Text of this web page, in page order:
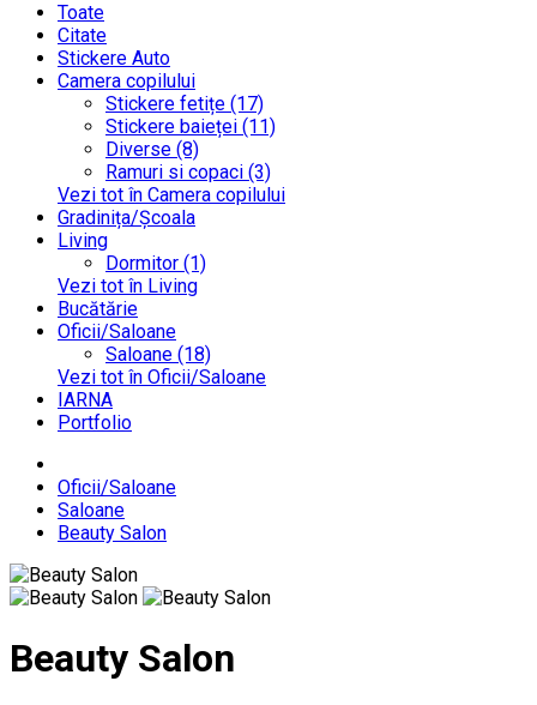
Toate
Citate
Stickere Auto
Camera copilului
Stickere fetițe (17)
Stickere baieței (11)
Diverse (8)
Ramuri si copaci (3)
Vezi tot în Camera copilului
Gradinița/Școala
Living
Dormitor (1)
Vezi tot în Living
Bucătărie
Oficii/Saloane
Saloane (18)
Vezi tot în Oficii/Saloane
IARNA
Portfolio
Oficii/Saloane
Saloane
Beauty Salon
Beauty Salon